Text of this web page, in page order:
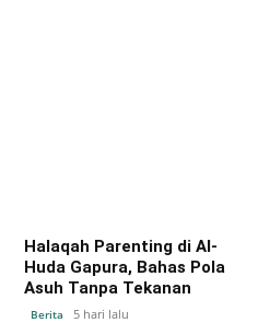
Halaqah Parenting di Al-
Huda Gapura, Bahas Pola
Asuh Tanpa Tekanan
Berita 5 hari lalu